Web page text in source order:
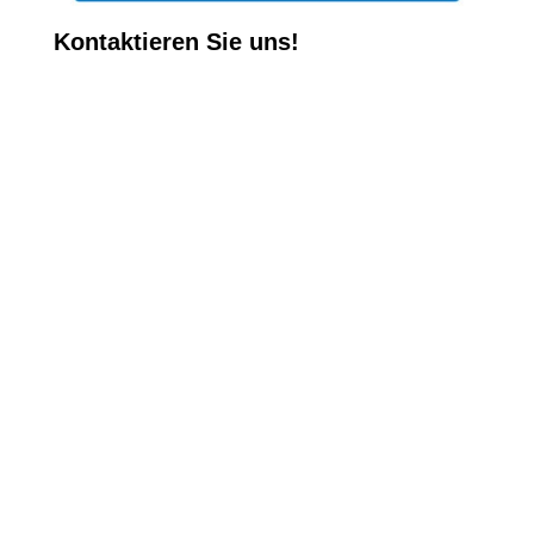
Kontaktieren Sie uns!